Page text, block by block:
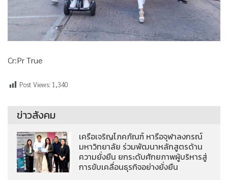
Cr:Pr True
Post Views: 1,340
ข่าวสังคม
เครือเจริญโภคภัณฑ์ หารือจุฬาลงกรณ์
มหาวิทยาลัย ร่วมพัฒนาหลักสูตรด้าน
ความยั่งยืน ยกระดับศักยภาพผู้บริหารสู่
การขับเคลื่อนธุรกิจอย่างยั่งยืน